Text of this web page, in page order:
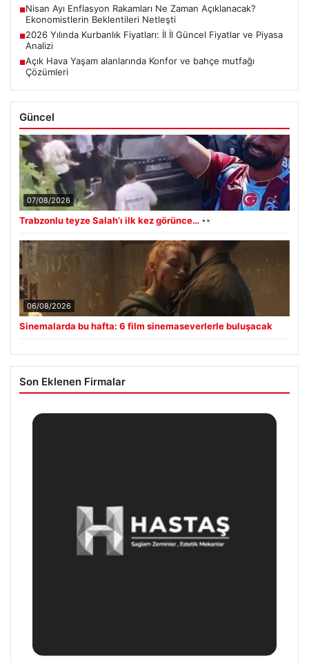
■Nisan Ayı Enflasyon Rakamları Ne Zaman Açıklanacak?
Ekonomistlerin Beklentileri Netleşti
■2026 Yılında Kurbanlık Fiyatları: İl İl Güncel Fiyatlar ve Piyasa
Analizi
■Açık Hava Yaşam alanlarında Konfor ve bahçe mutfağı
Çözümleri
Güncel
07/08/2026
Trabzonlu teyze Salah’ı ilk kez görünce…
06/08/2026
Sinemalarda bu hafta: 6 film sinemaseverlerle buluşacak
Son Eklenen Firmalar